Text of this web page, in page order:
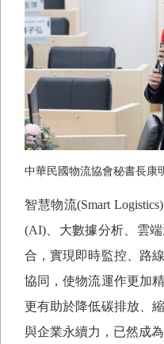
中華民國物流協會秘書長康
智慧物流(Smart Logistics)
(AI) 、大數據分析、雲
合，實現即時監控、路
協同，使物流運作更加
更有助於降低碳排放、
與企業永續力，已然成